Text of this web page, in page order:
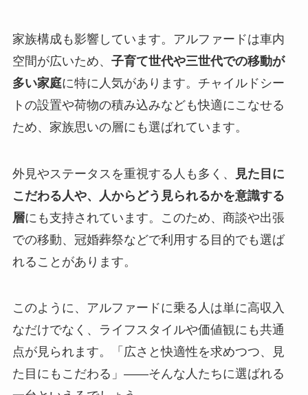
家族構成も影響しています。アルファードは車内
空間が広いため、 子育て世代や三世代での移動が
多い家庭に特に人気があります。チャイルドシー
トの設置や荷物の積み込みなども快適にこなせる
ため、家族思いの層にも選ばれています。
外見やステータスを重視する人も多く、
見た目に
こだわる人や、人からどう見られるかを意識する
層にも支持されています。このため、商談や出張
での移動、冠婚葬祭などで利用する目的でも選ば
れることがあります。
このように、アルファードに乗る人は単に高収入
なだけでなく、ライフスタイルや価値観にも共通
点が見られます。「広さと快適性を求めつつ、見
た目にもこだわる」――そんな人たちに選ばれる